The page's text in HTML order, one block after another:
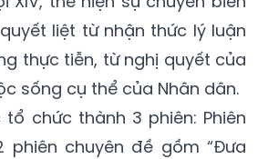
liệt từ nhận thức lý luận
thực tiễn, từ nghị quyết của
sống cụ thể của Nhân dân.
chức thành 3 phiên: Phiên
phiên chuyên đề gồm “Đưa